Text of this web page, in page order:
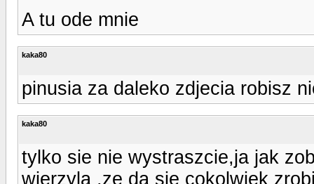
A tu ode mnie
kaka80
pinusia za daleko zdjecia robisz
kaka80
tylko sie nie wystraszcie,ja jak
wierzyla ,ze da sie cokolwiek